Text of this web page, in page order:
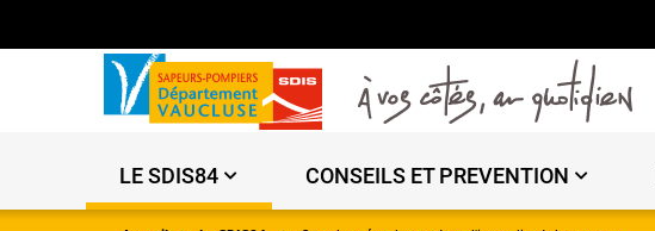
LE SDIS84 CONSEILS ET PREVENTION